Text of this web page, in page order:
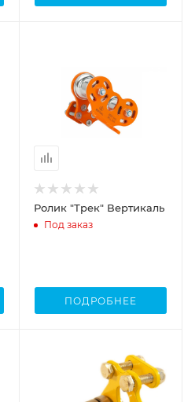
Ролик "Трек" Вертикаль
Под заказ
ПОДРОБНЕЕ